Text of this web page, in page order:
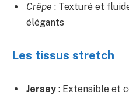
Crêpe : Texturé et
élégants
Les tissus stretch
Jersey : Extensible et